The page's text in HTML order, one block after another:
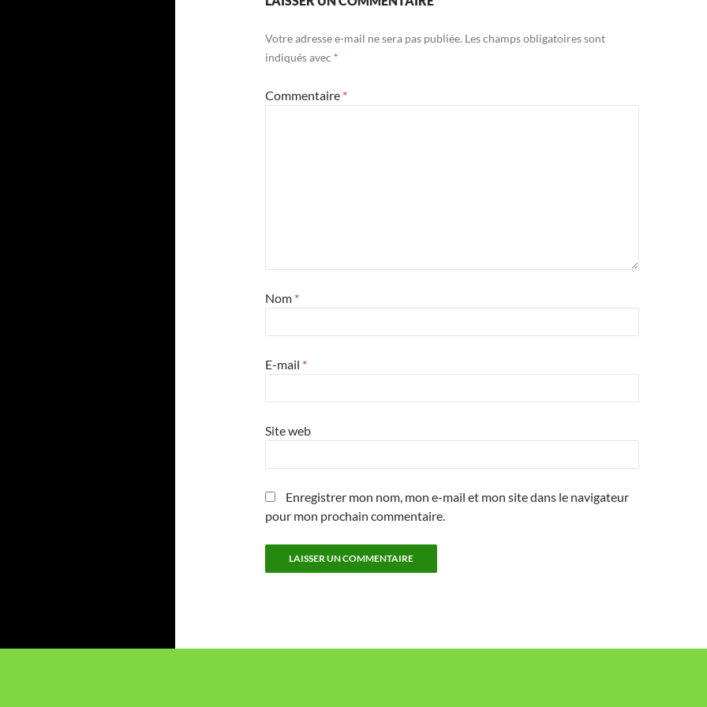
Votre adresse e-mail ne sera pas publiée. Les champs obligatoires sont
indiqués avec *
Commentaire *
Nom *
E-mail *
Site web
Enregistrer mon nom, mon e-mail et mon site dans le navigateur
pour mon prochain commentaire.